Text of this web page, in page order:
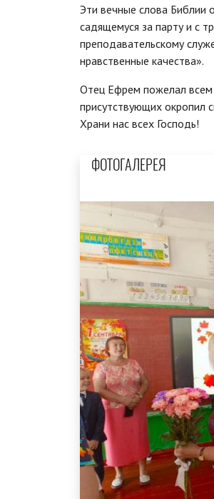
Эти вечные слова Библии
садящемуся за парту и с
преподавательскому
нравственные качества».
Отец Ефрем пожелал всем
присутствующих окропил
Храни нас всех Господь!
ФОТОГАЛЕРЕЯ